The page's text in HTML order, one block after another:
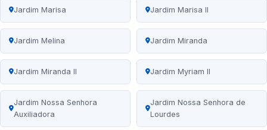
Jardim Marisa Jardim Marisa II
Jardim Melina Jardim Miranda
Jardim Miranda II Jardim Myriam II
Jardim Nossa Senhora
Auxiliadora
Jardim Nossa Senhora de
Lourdes